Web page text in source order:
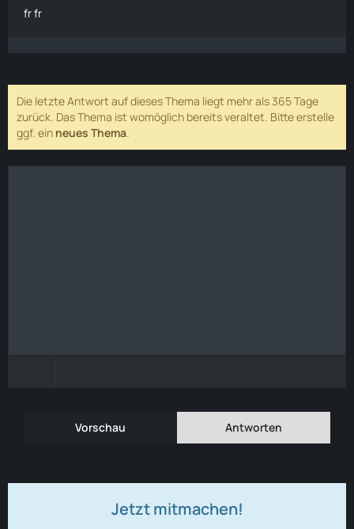
fr fr
Die letzte Antwort auf dieses Thema liegt mehr als 365 Tage
zurück. Das Thema ist womöglich bereits veraltet. Bitte erstelle
ggf. ein neues Thema.
Antworten
Vorschau
Jetzt mitmachen!